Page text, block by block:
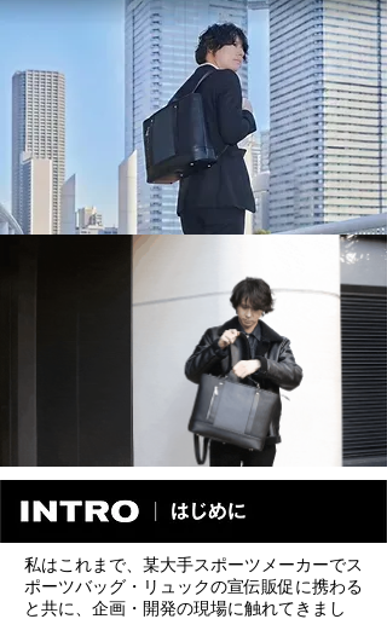
私はこれまで、某大手スポーツメーカーでス
ポーツバッグ・リュックの宣伝販促に携わる
と共に、企画・開発の現場に触れてきまし